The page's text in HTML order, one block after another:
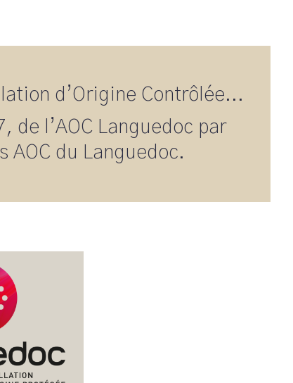
d’Origine Contrôlée...
de l’AOC Languedoc par
AOC du Languedoc.